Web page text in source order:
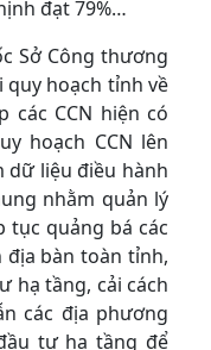
đạt 79%…
Sở Công thương
quy hoạch tỉnh về
các CCN hiện có
hoạch CCN lên
dữ liệu điều hành
nhằm quản lý
tục quảng bá các
địa bàn toàn tỉnh,
hạ tầng, cải cách
các địa phương
tư hạ tầng để